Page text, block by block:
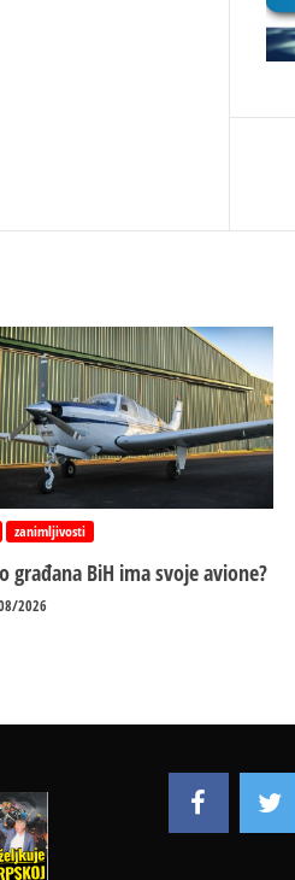
zanimljivosti
građana BiH ima svoje avione?
2026